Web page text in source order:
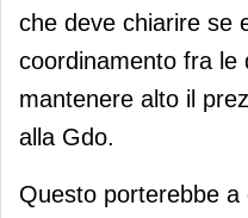
che deve chiarire se
coordinamento fra le
mantenere alto il
alla Gdo.
Questo porterebbe